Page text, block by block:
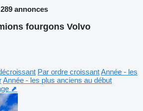
289 annonces
fourgons Volvo
Par ordre croissantAnnée - les
Année - les plus anciens au début
⬈